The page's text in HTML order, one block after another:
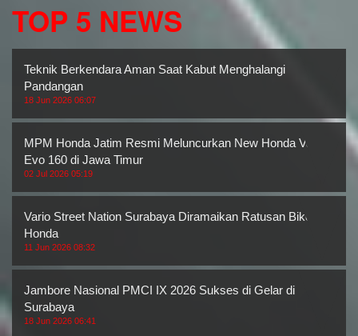
TOP 5 NEWS
Teknik Berkendara Aman Saat Kabut Menghalangi
Pandangan
18 Jun 2026 06:07
MPM Honda Jatim Resmi Meluncurkan New Honda Vario
Evo 160 di Jawa Timur
02 Jul 2026 05:19
Vario Street Nation Surabaya Diramaikan Ratusan Bikers
Honda
11 Jun 2026 08:32
Jambore Nasional PMCI IX 2026 Sukses di Gelar di
Surabaya
18 Jun 2026 06:41